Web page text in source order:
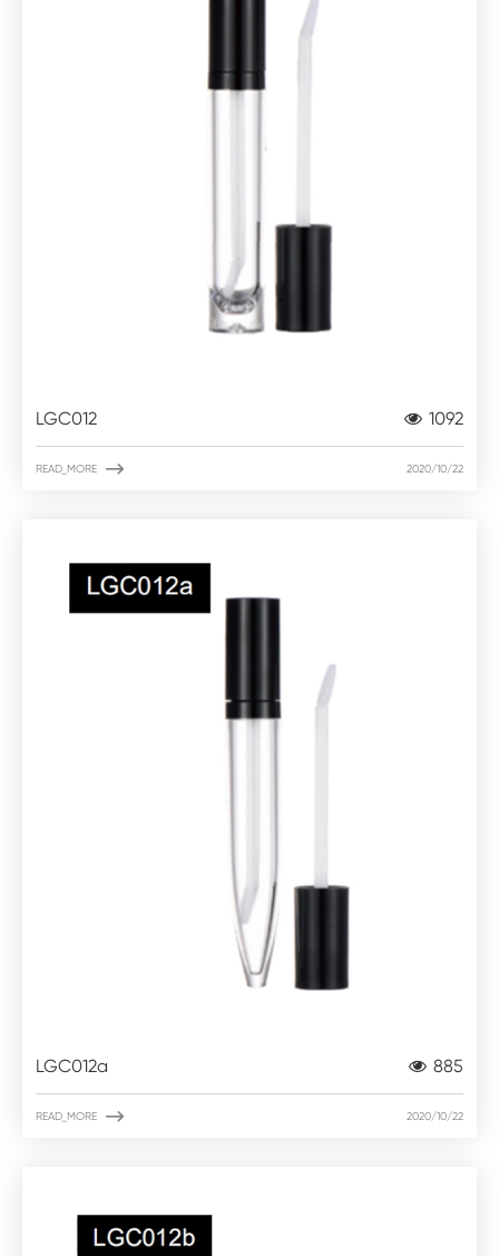
LGC012 1092
READ_MORE  2020/10/22
LGC012a 885
READ_MORE  2020/10/22